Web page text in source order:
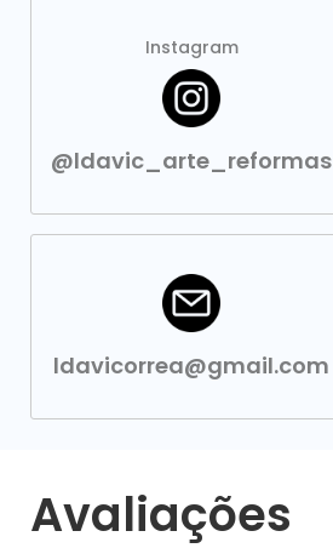
Instagram
@ldavic_arte_reformas
ldavicorrea@gmail.com
Avaliações